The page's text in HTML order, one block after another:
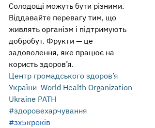
Солодощі можуть бути різними.
Віддавайте перевагу тим, що
живлять організм і підтримують
добробут. Фрукти — це
задоволення, яке працює на
користь здоров’я.
Центр громадського здоров’я
України  World Health Organization
Ukraine PATH
#здоровехарчування
#зх5кроків